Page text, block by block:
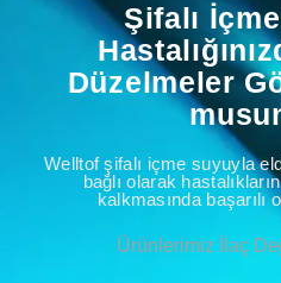
Şifalı
Düzelmeler
Welltof şifalı içme suyuyla
bağlı olarak
kalkmasında başarılı
Ürünlerimiz İlaç